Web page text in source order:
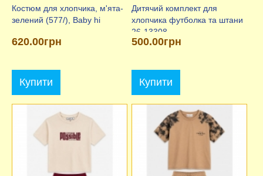
Костюм для хлопчика, м'ята-
зелений (577/), Baby hi
620.00грн
Купити
Дитячий комплект для
хлопчика футболка та штани
26-13308
500.00грн
Купити